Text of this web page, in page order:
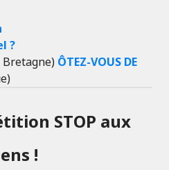
?
Bretagne) ÔTEZ-VOUS DE
STOP aux
!